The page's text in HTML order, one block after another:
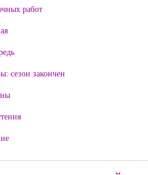
работ
сезон закончен